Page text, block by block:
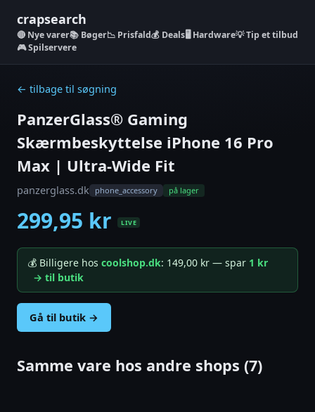
crapsearch
Nye varer📚 Bøger📉 Prisfald💰 Deals🖥️ Hardware💡 Tip et tilbud
🎮 Spilservere
← tilbage til søgning
PanzerGlass® Gaming
Skærmbeskyttelse iPhone 16 Pro
Max | Ultra-Wide Fit
panzerglass.dk phone_accessory på lager
299,95 kr LIVE
💰 Billigere hos coolshop.dk: 149,00 kr — spar 1 kr
→ til butik
Gå til butik →
Samme vare hos andre shops (7)